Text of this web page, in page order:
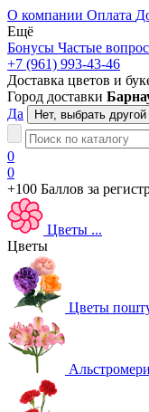
О компании Оплата
Ещё
Бонусы Частые
+7 (961) 993-43-46
Доставка цветов и
Город доставки
Да
Нет, выбрать другой
0
0
+100 Баллов за
Цветы ...
Цветы
Цветы